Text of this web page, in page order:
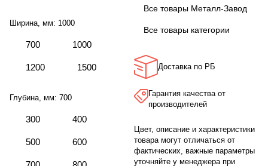
Ширина, мм: 1000
700 1000
1200 1500
Глубина, мм: 700
300 400
500 600
Все товары Металл-Завод
Все товары категории
Доставка по РБ
Гарантия качества от
производителей
Цвет, описание и характеристики
товара могут отличаться от
фактических, важные параметры
уточняйте у менеджера при